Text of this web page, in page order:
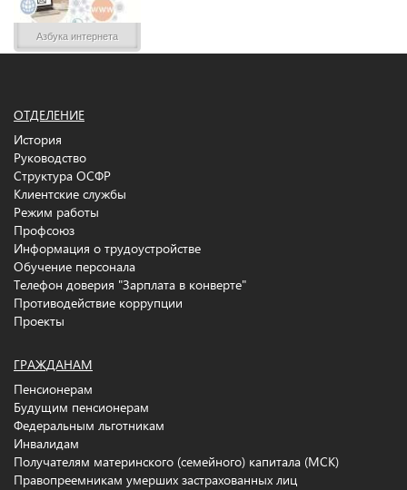
Азбука интернета
ОТДЕЛЕНИЕ
История
Руководство
Структура ОСФР
Клиентские службы
Режим работы
Профсоюз
Информация о трудоустройстве
Обучение персонала
Телефон доверия "Зарплата в конверте"
Противодействие коррупции
Проекты
ГРАЖДАНАМ
Пенсионерам
Будущим пенсионерам
Федеральным льготникам
Инвалидам
Получателям материнского (семейного) капитала (МСК)
Правопреемникам умерших застрахованных лиц